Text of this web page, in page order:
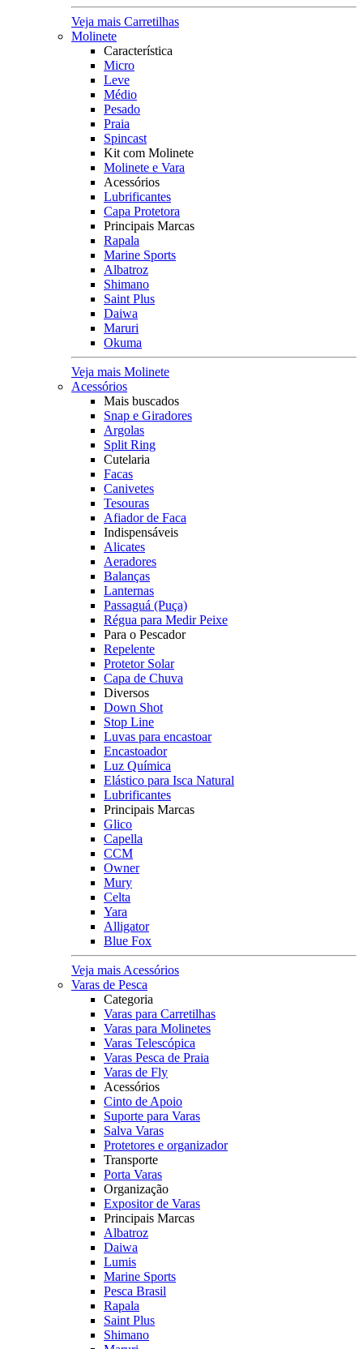
Veja mais Carretilhas
Molinete
Característica
Micro
Leve
Médio
Pesado
Praia
Spincast
Kit com Molinete
Molinete e Vara
Acessórios
Lubrificantes
Capa Protetora
Principais Marcas
Rapala
Marine Sports
Albatroz
Shimano
Saint Plus
Daiwa
Maruri
Okuma
Veja mais Molinete
Acessórios
Mais buscados
Snap e Giradores
Argolas
Split Ring
Cutelaria
Facas
Canivetes
Tesouras
Afiador de Faca
Indispensáveis
Alicates
Aeradores
Balanças
Lanternas
Passaguá (Puça)
Régua para Medir Peixe
Para o Pescador
Repelente
Protetor Solar
Capa de Chuva
Diversos
Down Shot
Stop Line
Luvas para encastoar
Encastoador
Luz Química
Elástico para Isca Natural
Lubrificantes
Principais Marcas
Glico
Capella
CCM
Owner
Mury
Celta
Yara
Alligator
Blue Fox
Veja mais Acessórios
Varas de Pesca
Categoria
Varas para Carretilhas
Varas para Molinetes
Varas Telescópica
Varas Pesca de Praia
Varas de Fly
Acessórios
Cinto de Apoio
Suporte para Varas
Salva Varas
Protetores e organizador
Transporte
Porta Varas
Organização
Expositor de Varas
Principais Marcas
Albatroz
Daiwa
Lumis
Marine Sports
Pesca Brasil
Rapala
Saint Plus
Shimano